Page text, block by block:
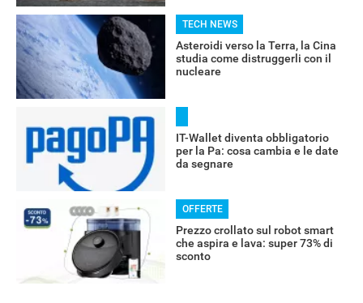
RECENSIONI
TECH NEWS
Asteroidi verso la Terra, la Cina
studia come distruggerli con il
nucleare
IT-Wallet diventa obbligatorio
per la Pa: cosa cambia e le date
da segnare
OFFERTE
Prezzo crollato sul robot smart
che aspira e lava: super 73% di
sconto